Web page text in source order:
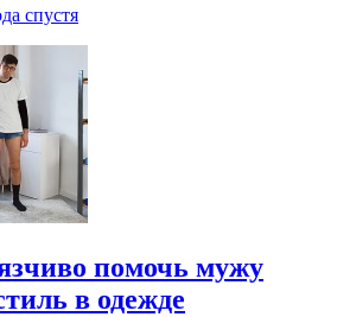
спустя
помочь мужу
в одежде